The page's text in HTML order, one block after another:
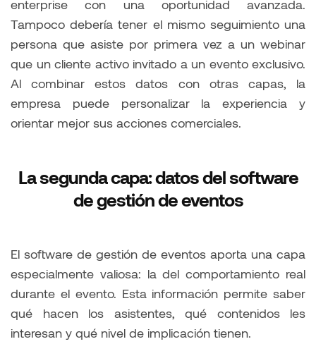
enterprise con una oportunidad avanzada.
Tampoco debería tener el mismo seguimiento una
persona que asiste por primera vez a un webinar
que un cliente activo invitado a un evento exclusivo.
Al combinar estos datos con otras capas, la
empresa puede personalizar la experiencia y
orientar mejor sus acciones comerciales.
La segunda capa: datos del software
de gestión de eventos
El software de gestión de eventos aporta una capa
especialmente valiosa: la del comportamiento real
durante el evento. Esta información permite saber
qué hacen los asistentes, qué contenidos les
interesan y qué nivel de implicación tienen.